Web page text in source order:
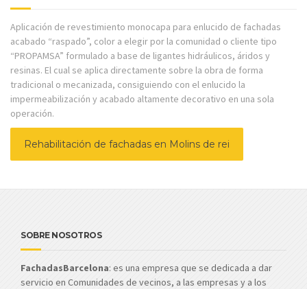
Aplicación de revestimiento monocapa para enlucido de fachadas
acabado “raspado”, color a elegir por la comunidad o cliente tipo
“PROPAMSA” formulado a base de ligantes hidráulicos, áridos y
resinas. El cual se aplica directamente sobre la obra de forma
tradicional o mecanizada, consiguiendo con el enlucido la
impermeabilización y acabado altamente decorativo en una sola
operación.
Rehabilitación de fachadas en Molins de rei
SOBRE NOSOTROS
FachadasBarcelona: es una empresa que se dedicada a dar
servicio en Comunidades de vecinos, a las empresas y a los